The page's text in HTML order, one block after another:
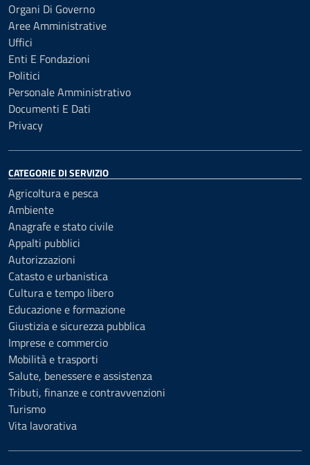
Organi Di Governo
Aree Amministrative
Uffici
Enti E Fondazioni
Politici
Personale Amministrativo
Documenti E Dati
Privacy
CATEGORIE DI SERVIZIO
Agricoltura e pesca
Ambiente
Anagrafe e stato civile
Appalti pubblici
Autorizzazioni
Catasto e urbanistica
Cultura e tempo libero
Educazione e formazione
Giustizia e sicurezza pubblica
Imprese e commercio
Mobilità e trasporti
Salute, benessere e assistenza
Tributi, finanze e contravvenzioni
Turismo
Vita lavorativa